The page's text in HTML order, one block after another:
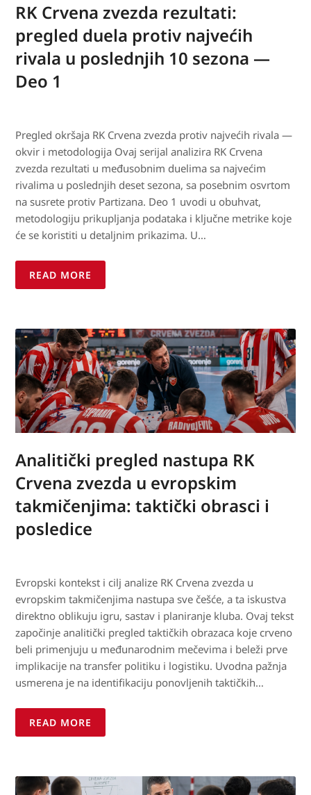
RK Crvena zvezda rezultati:
pregled duela protiv najvećih
rivala u poslednjih 10 sezona —
Deo 1
Pregled okršaja RK Crvena zvezda protiv najvećih rivala —
okvir i metodologija Ovaj serijal analizira RK Crvena
zvezda rezultati u međusobnim duelima sa najvećim
rivalima u poslednjih deset sezona, sa posebnim osvrtom
na susrete protiv Partizana. Deo 1 uvodi u obuhvat,
metodologiju prikupljanja podataka i ključne metrike koje
će se koristiti u detaljnim prikazima. U…
READ MORE
Analitički pregled nastupa RK
Crvena zvezda u evropskim
takmičenjima: taktički obrasci i
posledice
Evropski kontekst i cilj analize RK Crvena zvezda u
evropskim takmičenjima nastupa sve češće, a ta iskustva
direktno oblikuju igru, sastav i planiranje kluba. Ovaj tekst
započinje analitički pregled taktičkih obrazaca koje crveno
beli primenjuju u međunarodnim mečevima i beleži prve
implikacije na transfer politiku i logistiku. Uvodna pažnja
usmerena je na identifikaciju ponovljenih taktičkih…
READ MORE